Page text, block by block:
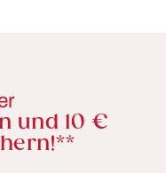
und 10 €